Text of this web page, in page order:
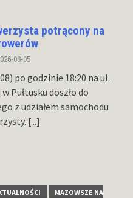
potrącony na
08-05
po godzinie 18:20 na ul.
Pułtusku doszło do
z udziałem samochodu
[...]
MAZOWSZE NA